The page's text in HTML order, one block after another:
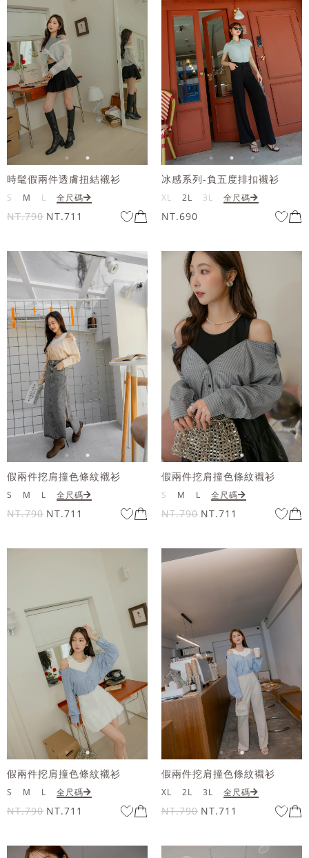
時髦假兩件透膚扭結襯衫
S M L 全尺碼
NT.790 NT.711
冰感系列-負五度排扣襯衫
XL 2L 3L 全尺碼
NT.690
假兩件挖肩撞色條紋襯衫
S M L 全尺碼
NT.790 NT.711
假兩件挖肩撞色條紋襯衫
S M L 全尺碼
NT.790 NT.711
假兩件挖肩撞色條紋襯衫
S M L 全尺碼
NT.790 NT.711
假兩件挖肩撞色條紋襯衫
XL 2L 3L 全尺碼
NT.790 NT.711